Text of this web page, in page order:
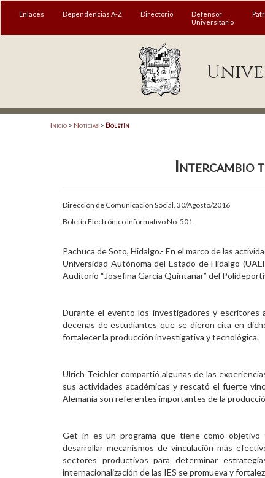
MENÚ
Acreditación Internacional
Enlaces Dependencias A-Z Directorio
Defensor
Universitario
Inicio > Noticias > Boletín
Intercambio
Dirección de Comunicación Social, 30/Agosto/2016
Boletín Electrónico Informativo No. 501
Pachuca de Soto, Hidalgo.- En el marco de las
Universidad Autónoma del Estado de Hidalgo
Auditorio “Josefina García Quintanar” del
Durante el evento los investigadores y escritores
decenas de estudiantes que se dieron cita en
fortalecer la producción investigativa y tecnológica.
Ulrich Teichler compartió algunas de las
sus actividades académicas y rescató el fuerte
Alemania son referentes importantes de la
Get in es un programa que tiene como
desarrollar mecanismos de vinculación más
sectores productivos para determinar
internacionalización de las IES se promueva y